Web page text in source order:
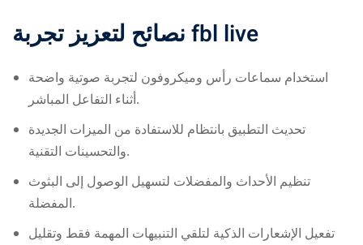
fbl live
استخدام سماعات رأس وميكروفون لتجربة صوتية واضحة
أثناء التفاعل المباشر.
تحديث التطبيق بانتظام للاستفادة من الميزات الجديدة
والتحسينات التقنية.
تنظيم الأحداث والمفضلات لتسهيل الوصول إلى البثوث
المفضلة.
تفعيل الإشعارات الذكية لتلقي التنبيهات المهمة فقط وتقليل